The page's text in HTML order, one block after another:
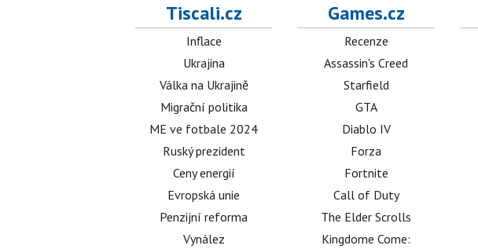
Tiscali.cz
Inflace
Ukrajina
Válka na Ukrajině
Migrační politika
ME ve fotbale 2024
Ruský prezident
Ceny energií
Evropská unie
Penzijní reforma
Vynález
Games.cz
Recenze
Assassin's Creed
Starfield
GTA
Diablo IV
Forza
Fortnite
Call of Duty
The Elder Scrolls
Kingdome Come: